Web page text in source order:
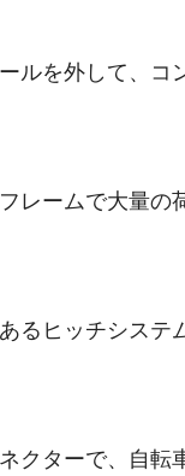
ルを外して、
レームで大量の
るヒッチシス
クターで、自